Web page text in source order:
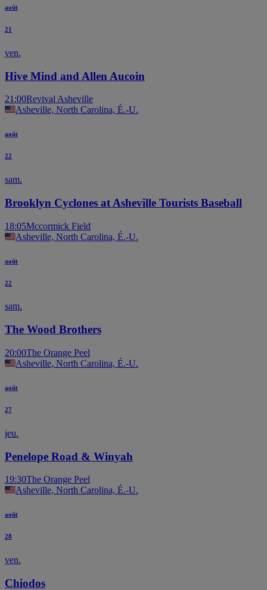
août
21
ven.
Hive Mind and Allen Aucoin
21:00Revival Asheville
Asheville, North Carolina, É.-U.
août
22
sam.
Brooklyn Cyclones at Asheville Tourists Baseball
18:05Mccormick Field
Asheville, North Carolina, É.-U.
août
22
sam.
The Wood Brothers
20:00The Orange Peel
Asheville, North Carolina, É.-U.
août
27
jeu.
Penelope Road & Winyah
19:30The Orange Peel
Asheville, North Carolina, É.-U.
août
28
ven.
Chiodos